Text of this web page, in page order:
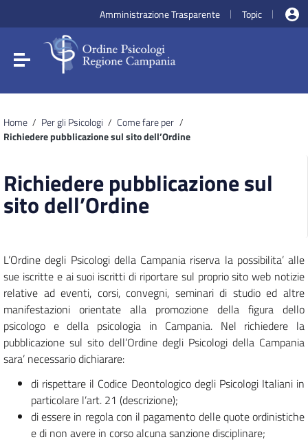
Vai al menu di navigazione
Vai al footer
Amministrazione Trasparente | Topic |
Attiva / disattiva la navigazione
Home / Per gli Psicologi / Come fare per /
Richiedere pubblicazione sul sito dell’Ordine
Richiedere pubblicazione sul
sito dell’Ordine
L’Ordine degli Psicologi della Campania riserva la possibilita’ alle
sue iscritte e ai suoi iscritti di riportare sul proprio sito web notizie
relative ad eventi, corsi, convegni, seminari di studio ed altre
manifestazioni orientate alla promozione della figura dello
psicologo e della psicologia in Campania. Nel richiedere la
pubblicazione sul sito dell’Ordine degli Psicologi della Campania
sara’ necessario dichiarare:
di rispettare il Codice Deontologico degli Psicologi Italiani in
particolare l’art. 21 (descrizione);
di essere in regola con il pagamento delle quote ordinistiche
e di non avere in corso alcuna sanzione disciplinare;